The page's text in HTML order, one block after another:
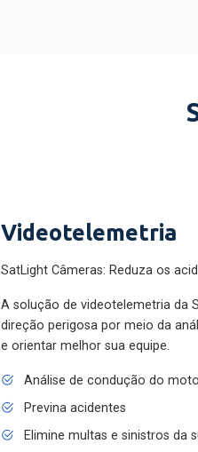
Videotelemetria
SatLight Câmeras: Reduza os
A solução de videotelemetria da
direção perigosa por meio da
e orientar melhor sua equipe.
Análise de condução do
Previna acidentes
Elimine multas e sinistros da